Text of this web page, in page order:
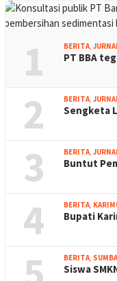
1 BERITA
PT BBA
2 BERITA
Sengketa
3 BERITA
Buntut
4 BERITA
Bupati
BERITA
Siswa